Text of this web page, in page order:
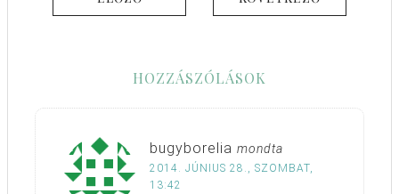
HOZZÁSZÓLÁSOK
bugyborelia mondta
2014. JÚNIUS 28., SZOMBAT,
13:42